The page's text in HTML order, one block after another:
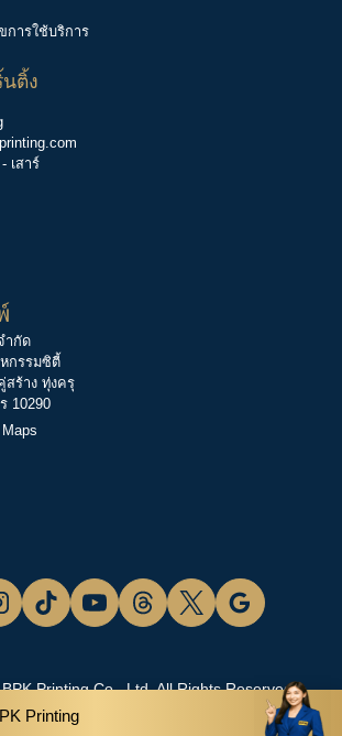
การใช้บริการ
ติ้ง
เสาร์
ำกัด
กรรมซิตี้
ร้าง ทุ่งครุ
10290
Printing Co., Ltd. All Rights Reserved.
Printing